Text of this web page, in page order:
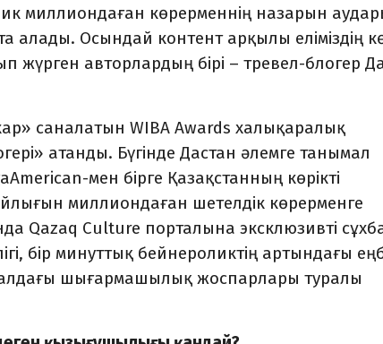
миллиондаған көрерменнің назарын
Осындай контент арқылы еліміздің
жүрген авторлардың бірі – тревел-блогер
саналатын WIBA Awards халықаралық
атанды. Бүгінде Дастан әлемге танымал
мен бірге Қазақстанның көрікті
миллиондаған шетелдік көрерменге
Qazaq Culture порталына эксклюзивті
бір минуттық бейнероликтің артындағы
алдағы шығармашылық жоспарлары туралы